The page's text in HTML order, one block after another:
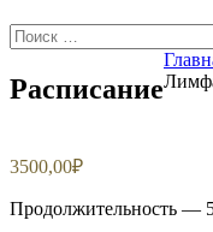
Искать:
Расписание
3500,00₽
Продолжительность —